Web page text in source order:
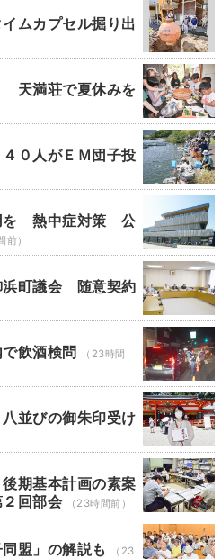
ムカプセル掘り出
天満荘で夏休みを
０人がＥＭ団子投
を 熱中症対策 公
前）
町議会 随意契約
飲酒検問
（23時間
並びの御朱印受け
期基本計画の素案
回部会
（23時間前）
盟」の解説も
（23